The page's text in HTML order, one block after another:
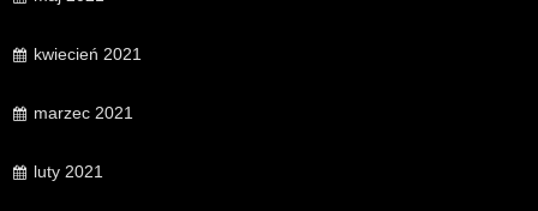
kwiecień 2021
marzec 2021
luty 2021